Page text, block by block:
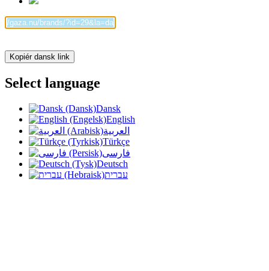
Kopiér dansk link
Select language
Dansk
English
العربية
Türkçe
فارسی
Deutsch
עברית